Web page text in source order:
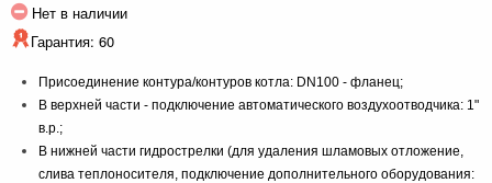
Нет в наличии
Гарантия: 60
Присоединение контура/контуров котла: DN100 - фланец;
В верхней части - подключение автоматического воздухоотводчика: 1"
в.р.;
В нижней части гидрострелки (для удаления шламовых отложение,
слива теплоносителя, подключение дополнительного оборудования: